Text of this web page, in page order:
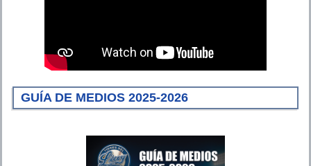
GUÍA DE MEDIOS 2025-2026